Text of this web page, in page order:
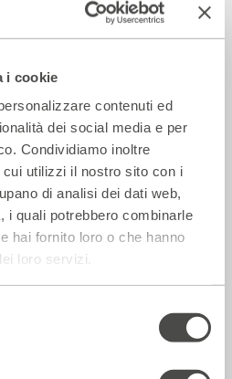
i cookie
contenuti ed
dei social media e per
Condividiamo inoltre
utilizzi il nostro sito con i
di analisi dei dati web,
i quali potrebbero combinarle
hai fornito loro o che hanno
loro servizi.